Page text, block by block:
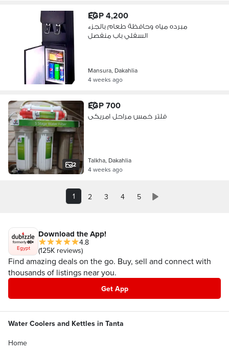
EGP 4,200
مبرده مياه وحافظة طعام بالجزء
السفلي باب منفصل
Mansura, Dakahlia
4 weeks ago
2
EGP 700
فلتر خمس مراحل امريكى
Talkha, Dakahlia
4 weeks ago
1 2 3 4 5
Egypt
Download the App!
4.8
(125K reviews)
Find amazing deals on the go. Buy, sell and connect with
thousands of listings near you.
Get App
Water Coolers and Kettles in Tanta
Home